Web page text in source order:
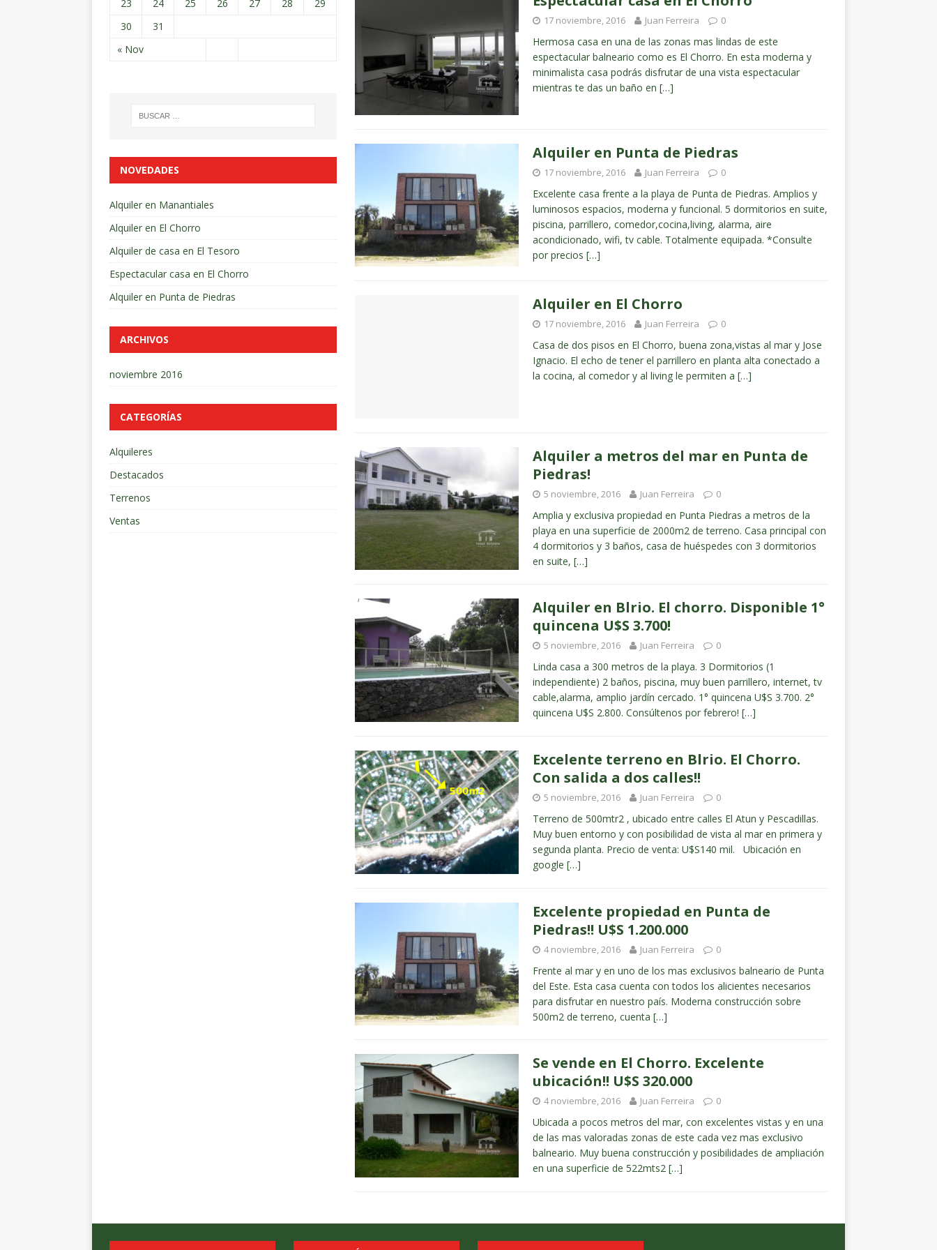
17 noviembre, 2016 Juan Ferreira 0
Hermosa casa en una de las zonas mas lindas de este
espectacular balneario como es El Chorro. En esta moderna y
minimalista casa podrás disfrutar de una vista espectacular
mientras te das un baño en […]
Alquiler en Punta de Piedras
17 noviembre, 2016 Juan Ferreira 0
Excelente casa frente a la playa de Punta de Piedras. Amplios y
luminosos espacios, moderna y funcional. 5 dormitorios en suite,
piscina, parrillero, comedor,cocina,living, alarma, aire
acondicionado, wifi, tv cable. Totalmente equipada. *Consulte
por precios […]
Alquiler en El Chorro
17 noviembre, 2016 Juan Ferreira 0
Casa de dos pisos en El Chorro, buena zona,vistas al mar y Jose
Ignacio. El echo de tener el parrillero en planta alta conectado a
la cocina, al comedor y al living le permiten a […]
Alquiler a metros del mar en Punta de
Piedras!
5 noviembre, 2016 Juan Ferreira 0
Amplia y exclusiva propiedad en Punta Piedras a metros de la
playa en una superficie de 2000m2 de terreno. Casa principal con
4 dormitorios y 3 baños, casa de huéspedes con 3 dormitorios
en suite, […]
Alquiler en Blrio. El chorro. Disponible 1°
quincena U$S 3.700!
5 noviembre, 2016 Juan Ferreira 0
Linda casa a 300 metros de la playa. 3 Dormitorios (1
independiente) 2 baños, piscina, muy buen parrillero, internet, tv
cable,alarma, amplio jardín cercado. 1° quincena U$S 3.700. 2°
quincena U$S 2.800. Consúltenos por febrero! […]
Excelente terreno en Blrio. El Chorro.
Con salida a dos calles!!
5 noviembre, 2016 Juan Ferreira 0
Terreno de 500mtr2 , ubicado entre calles El Atun y Pescadillas.
Muy buen entorno y con posibilidad de vista al mar en primera y
segunda planta. Precio de venta: U$S140 mil. Ubicación en
google […]
Excelente propiedad en Punta de
Piedras!! U$S 1.200.000
4 noviembre, 2016 Juan Ferreira 0
Frente al mar y en uno de los mas exclusivos balneario de Punta
del Este. Esta casa cuenta con todos los alicientes necesarios
para disfrutar en nuestro país. Moderna construcción sobre
500m2 de terreno, cuenta […]
Se vende en El Chorro. Excelente
ubicación!! U$S 320.000
4 noviembre, 2016 Juan Ferreira 0
Ubicada a pocos metros del mar, con excelentes vistas y en una
de las mas valoradas zonas de este cada vez mas exclusivo
balneario. Muy buena construcción y posibilidades de ampliación
en una superficie de 522mts2 […]
« Nov
23 24 25 26 27 28
29
30
31
NOVEDADES
Alquiler en Manantiales
Alquiler en El Chorro
Alquiler de casa en El Tesoro
Espectacular casa en El Chorro
Alquiler en Punta de Piedras
ARCHIVOS
noviembre 2016
CATEGORÍAS
Alquileres
Destacados
Terrenos
Ventas